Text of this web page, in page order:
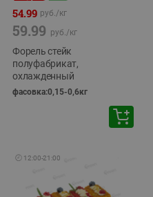
54.99 руб./кг
59.99 руб./кг
Форель стейк
полуфабрикат,
охлажденный
фасовка:0,15-0,6кг
🕘 12:00-21:00